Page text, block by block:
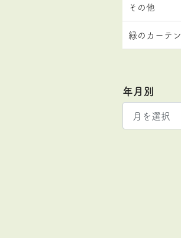
その他
緑のカーテン
年月別